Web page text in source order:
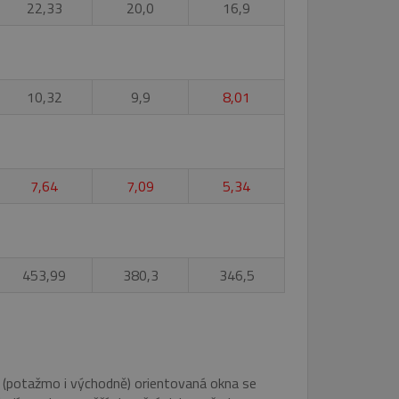
22,33 20,0
16,9
10,32 9,9
8,01
7,64 7,09
5,34
453,99 380,3 346,5
i východně) orientovaná okna se
soubory
Webové stránky nelze
údajů a nastavením,
sezeních